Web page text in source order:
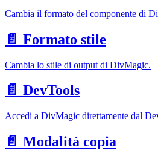
Cambia il formato del componente di
📄️ Formato stile
Cambia lo stile di output di DivMagic.
📄️ DevTools
Accedi a DivMagic direttamente dal
📄️ Modalità copia